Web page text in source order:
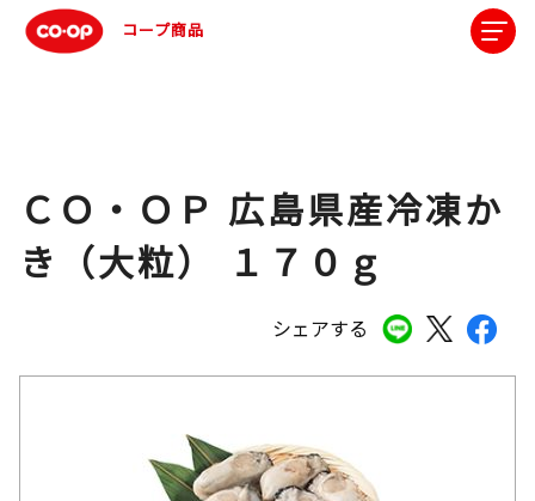
コープ商品
シェアする
ＣＯ・ＯＰ 広島県産冷凍か
き（大粒） １７０ｇ